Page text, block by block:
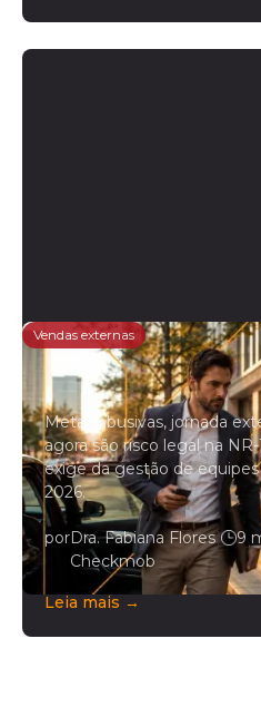
Vendas externas
NR-1 e vendas
norma exige da
Metas abusivas, jornada
agora são risco legal na
exige da gestão de
2026.
porDra. Fabiana Flores
Checkmob
| 9
Leia mais →